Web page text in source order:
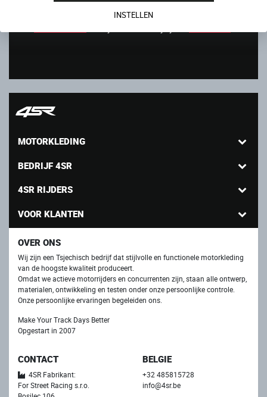
INSTELLEN
U vindt onze Monster Green AR-motorpakken in onze
MOTORKLEDING
BEDRIJF 4SR
4SR RIJDERS
VOOR KLANTEN
OVER ONS
Wij zijn een Tsjechisch bedrijf dat stijlvolle en functionele motorkleding
van de hoogste kwaliteit produceert.
Omdat we actieve motorrijders en concurrenten zijn, staan ​​alle ontwerp,
materialen, ontwikkeling en testen onder onze persoonlijke controle.
Onze persoonlijke ervaringen begeleiden ons.
Make Your Track Days Better
Opgestart in 2007
CONTACT
4SR Fabrikant:
For Street Racing s.r.o.
BELGIE
+32 485815728
info@4sr.be